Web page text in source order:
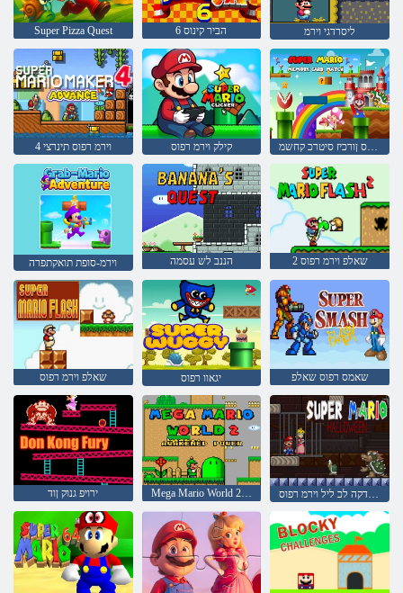
Super Pizza Quest 6 הביר קינוס ליסרדגי וירמ
4 וירמ רפוס תינרצי קילק וירמ רפוס וירמ רפוס ןורכיז סיטרכ קחשמ
וירמ-סופת תואקתפרה הננב לש עסמה 2 שאלפ וירמ רפוס
שאלפ וירמ רפוס יגאוו רפוס שאמס רפוס שאלפ
ירויפ גנוק ןוד Mega Mario World 2 חוכ ררועמ םישודקה לכ ליל וירמ רפוס